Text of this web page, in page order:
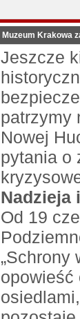
Muzeum Krakowa
Jeszcze
patrzymy
Nowej
pytania o
Nadzieja
Od 19
„Schrony
opowieść